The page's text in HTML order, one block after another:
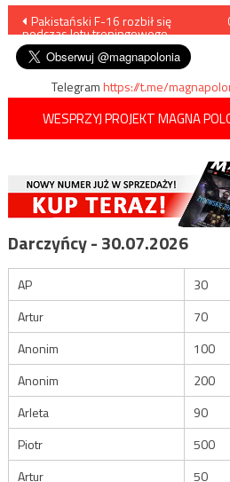
Nawigacja
wpisu
Pakistański F-16 rozbił się
podczas lotu treningowego
Telegramhttps://t.me/
WESPRZYJ PROJEKT MAGNA
Darczyńcy - 30.07.2026
AP
30
Artur
70
Anonim
100
Anonim
200
Arleta
90
Piotr
500
Artur
50